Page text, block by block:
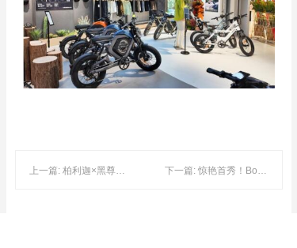
上一篇: 柏利迦×黑尊联名开店，用跨界思维重新定义“户外出行”场景 下一篇: 惊艳首秀！Bolyga柏利迦闪耀中国国际自行车展